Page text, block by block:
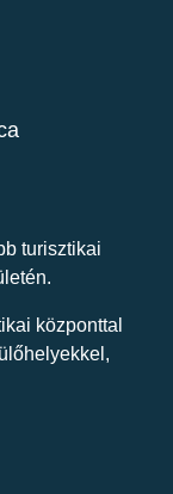
turisztikai
központtal